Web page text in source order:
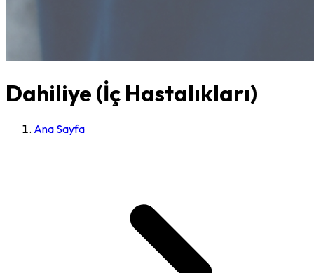
Dahiliye (İç Hastalıkları)
Ana Sayfa